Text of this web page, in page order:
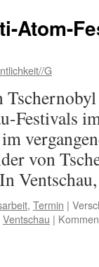
Atom-
G
Festivals
von
In
, Termin |
Ventschau |